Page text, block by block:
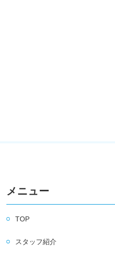
メニュー
TOP
スタッフ紹介